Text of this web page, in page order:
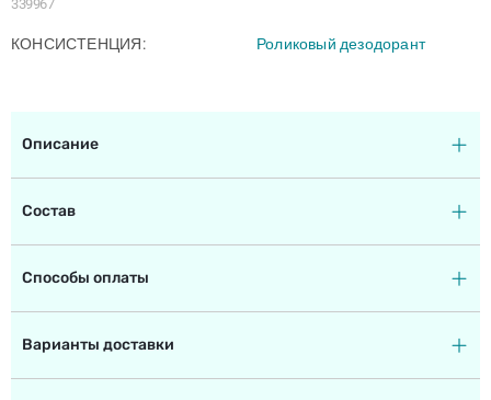
339967
КОНСИСТЕНЦИЯ Роликовый дезодорант
Описание
Состав
Способы оплаты
Варианты доставки